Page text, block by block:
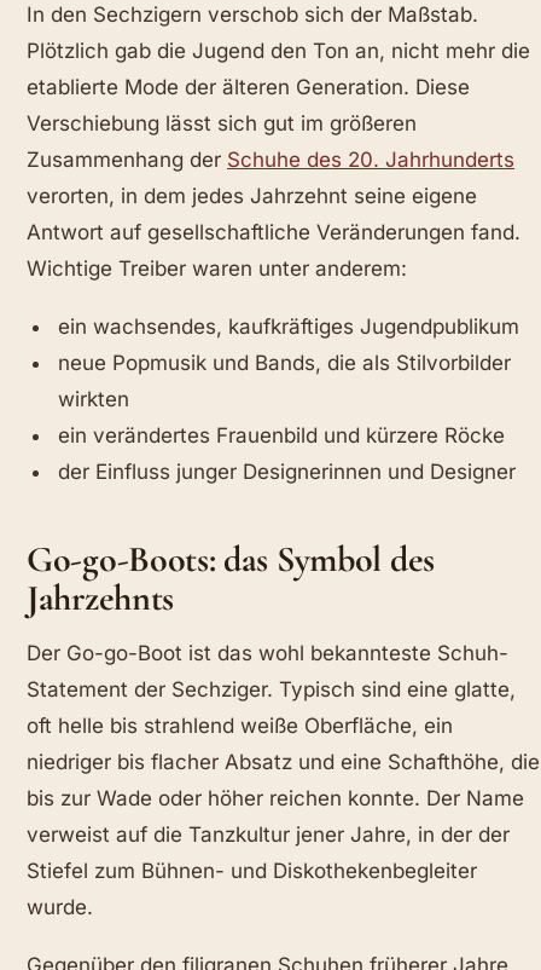
In den Sechzigern verschob sich der Maßstab.
Plötzlich gab die Jugend den Ton an, nicht mehr die
etablierte Mode der älteren Generation. Diese
Verschiebung lässt sich gut im größeren
Zusammenhang der Schuhe des 20. Jahrhunderts
verorten, in dem jedes Jahrzehnt seine eigene
Antwort auf gesellschaftliche Veränderungen fand.
Wichtige Treiber waren unter anderem:
ein wachsendes, kaufkräftiges Jugendpublikum
neue Popmusik und Bands, die als Stilvorbilder
wirkten
ein verändertes Frauenbild und kürzere Röcke
der Einfluss junger Designerinnen und Designer
Go-go-Boots: das Symbol des
Jahrzehnts
Der Go-go-Boot ist das wohl bekannteste Schuh-
Statement der Sechziger. Typisch sind eine glatte,
oft helle bis strahlend weiße Oberfläche, ein
niedriger bis flacher Absatz und eine Schafthöhe, die
bis zur Wade oder höher reichen konnte. Der Name
verweist auf die Tanzkultur jener Jahre, in der der
Stiefel zum Bühnen- und Diskothekenbegleiter
wurde.
Gegenüber den filigranen Schuhen früherer Jahre